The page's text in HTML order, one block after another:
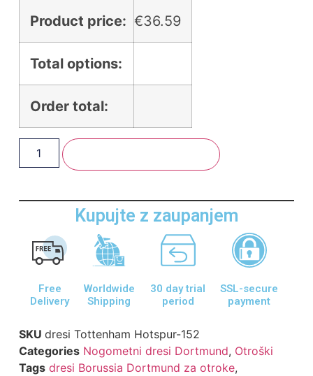
Product price: €36.59
Total options:
Order total:
Kupujte z zaupanjem
Free
Delivery
Worldwide
Shipping
30 day trial
period
SSL-secure
payment
SKU dresi Tottenham Hotspur-152
Categories Nogometni dresi Dortmund, Otroški
Tags dresi Borussia Dortmund za otroke,